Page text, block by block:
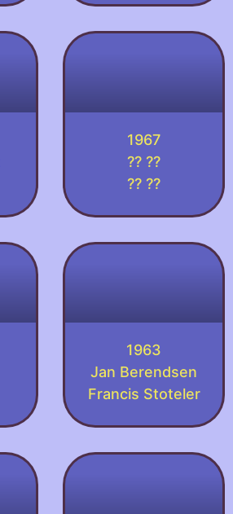
1967
?? ??
?? ??
1963
Jan Berendsen
Francis Stoteler